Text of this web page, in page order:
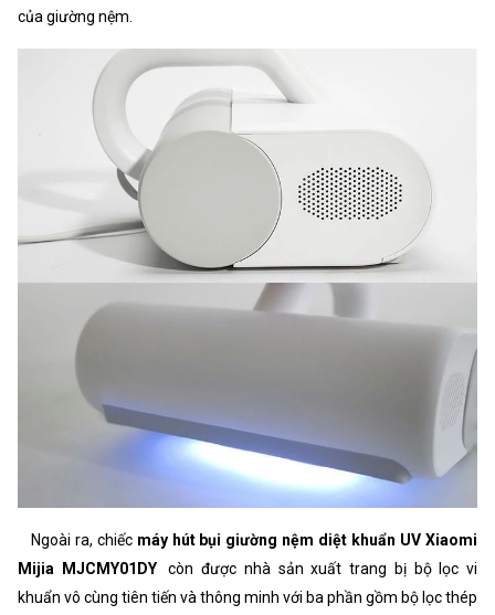
của giường nệm.
Ngoài ra, chiếc máy hút bụi giường nệm diệt khuẩn UV Xiaomi
Mijia MJCMY01DY
còn được nhà sản xuất trang bị bộ lọc vi
khuẩn vô cùng tiên tiến và thông minh với ba phần gồm bộ lọc thép